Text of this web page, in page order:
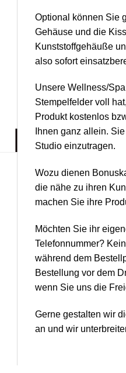
Optional können Sie
Gehäuse und die
Kunststoffgehäuße
also sofort
Unsere Wellness/
Stempelfelder voll
Produkt kostenlos
Ihnen ganz allein.
Studio einzutragen.
Wozu dienen
die nähe zu ihren
machen Sie ihre
Möchten Sie ihr
Telefonnummer?
während dem
Bestellung vor dem
wenn Sie uns die
Gerne gestalten wir
an und wir